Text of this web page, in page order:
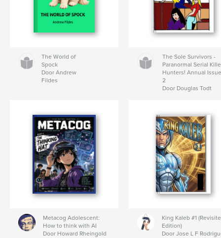
The World of
Spock
Door Andrew
Fildes
The Sole Survivors -
Paranormal Serial
Hunters! Annual
2
Door Douglas Todt
Metacog Adolescent:
How to think with AI
Door Howard Rheingold
King Kaleb #1
Edition)
Door Jose L F